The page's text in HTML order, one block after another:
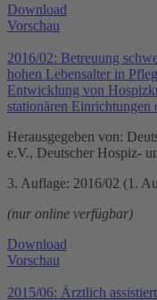
Download
Vorschau
2016/02: Betreuung
hohen Lebensalter in
Entwicklung von
stationären Einrichtungen
Herausgegeben von:
e.V., Deutscher Hospiz-
3. Auflage: 2016/02 (1.
(nur online verfügbar)
Download
Vorschau
2015/06: Ärztlich